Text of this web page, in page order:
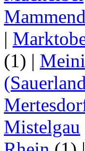
|
(1) |
Mistelgau